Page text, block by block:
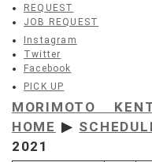
REQUEST
JOB REQUEST
Instagram
Twitter
Facebook
PICK UP
MORIMOTO
HOME ▶
2021